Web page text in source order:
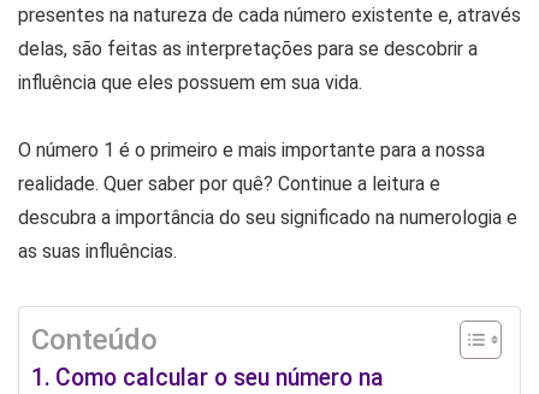
presentes na natureza de cada número existente e, através
delas, são feitas as interpretações para se descobrir a
influência que eles possuem em sua vida.
O número 1 é o primeiro e mais importante para a nossa
realidade. Quer saber por quê? Continue a leitura e
descubra a importância do seu significado na numerologia e
as suas influências.
Conteúdo
Como calcular o seu número na